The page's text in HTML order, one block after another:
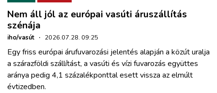
Nem áll jól az európai vasúti áruszállítás
szénája
iho/vasút · 2026.07.28. 09:25
Egy friss európai árufuvarozási jelentés alapján a közút uralja
a szárazföldi szállítást, a vasúti és vízi fuvarozás együttes
aránya pedig 4,1 százalékponttal esett vissza az elmúlt
évtizedben.